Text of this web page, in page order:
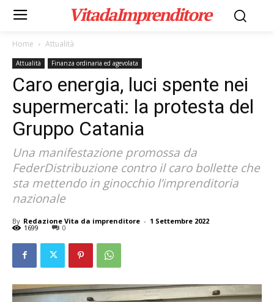
VitadaImprenditore
Home Attualità
Attualità Finanza ordinaria ed agevolata
Caro energia, luci spente nei
supermercati: la protesta del
Gruppo Catania
Una manifestazione promossa da
FederDistribuzione contro il caro bollette che
sta mettendo in ginocchio l’imprenditoria
nazionale
By Redazione Vita da imprenditore - 1 Settembre 2022
1699 0